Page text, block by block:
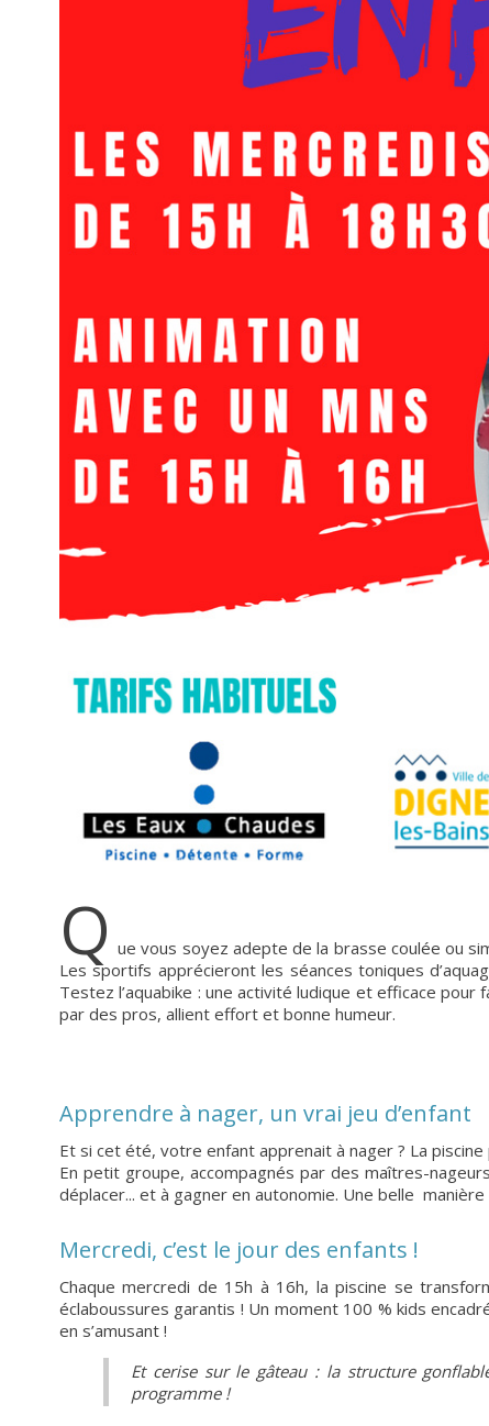
Q ue vous soyez adepte de la brasse coulée ou
Les sportifs apprécieront les séances toniques
Testez l’aquabike : une activité ludique et efficace
par des pros, allient effort et bonne humeur.
Apprendre à nager, un vrai jeu d’enfant
Et si cet été, votre enfant apprenait à nager ? La
En petit groupe, accompagnés par des maîtres-
déplacer... et à gagner en autonomie. Une belle
Mercredi, c’est le jour des enfants !
Chaque mercredi de 15h à 16h, la piscine se
éclaboussures garantis ! Un moment 100 % kids
en s’amusant !
Et cerise sur le gâteau : la structure
programme !